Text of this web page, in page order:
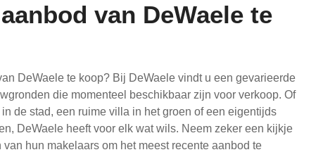
van DeWaele te
DeWaele te koop? Bij DeWaele vindt u een gevarieerde
die momenteel beschikbaar zijn voor verkoop. Of
de stad, een ruime villa in het groen of een eigentijds
DeWaele heeft voor elk wat wils. Neem zeker een kijkje
hun makelaars om het meest recente aanbod te